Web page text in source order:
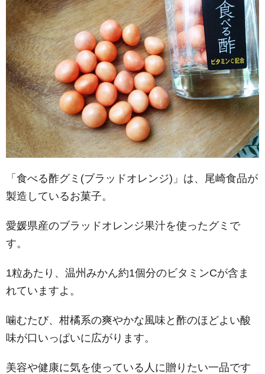
「食べる酢グミ(ブラッドオレンジ)」は、尾崎食品が
製造しているお菓子。
愛媛県産のブラッドオレンジ果汁を使ったグミで
す。
1粒あたり、温州みかん約1個分のビタミンCが含ま
れていますよ。
噛むたび、柑橘系の爽やかな風味と酢のほどよい酸
味が口いっぱいに広がります。
美容や健康に気を使っている人に贈りたい一品です